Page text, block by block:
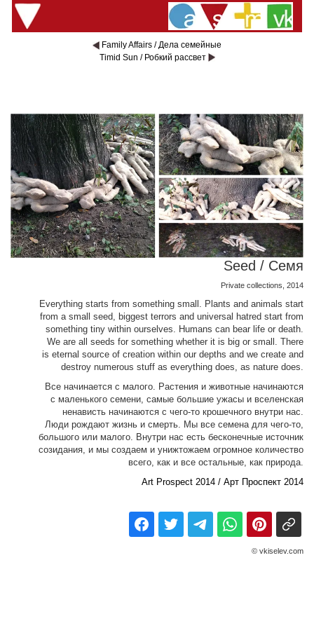
Family Affairs / Дела семейные
Timid Sun / Робкий рассвет
Seed / Семя
Private collections, 2014
Everything starts from something small. Plants and animals start
from a small seed, biggest terrors and universal hatred start from
something tiny within ourselves. Humans can bear life or death.
We are all seeds for something whether it is big or small. There
is eternal source of creation within our depths and we create and
destroy numerous stuff as everything does, as nature does.
Все начинается с малого. Растения и животные начинаются
с маленького семени, самые большие ужасы и вселенская
ненависть начинаются с чего-то крошечного внутри нас.
Люди рождают жизнь и смерть. Мы все семена для чего-то,
большого или малого. Внутри нас есть бесконечные источник
созидания, и мы создаем и унижтожаем огромное количество
всего, как и все остальные, как природа.
Art Prospect 2014 / Арт Проспект 2014
© vkiselev.com